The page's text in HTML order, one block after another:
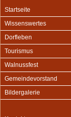
Startseite
Wissenswertes
Dorfleben
Tourismus
Walnussfest
Gemeindevorstand
Bildergalerie